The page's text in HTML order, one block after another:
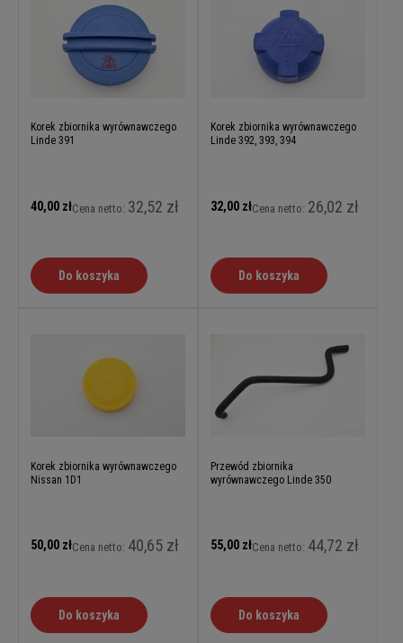
Korek zbiornika wyrównawczego
Linde 391
40,00 złCena netto: 32,52 zł
Do koszyka
Korek zbiornika wyrównawczego
Linde 392, 393, 394
32,00 złCena netto: 26,02 zł
Do koszyka
Korek zbiornika wyrównawczego
Nissan 1D1
50,00 złCena netto: 40,65 zł
Do koszyka
Przewód zbiornika
wyrównawczego Linde 350
55,00 złCena netto: 44,72 zł
Do koszyka